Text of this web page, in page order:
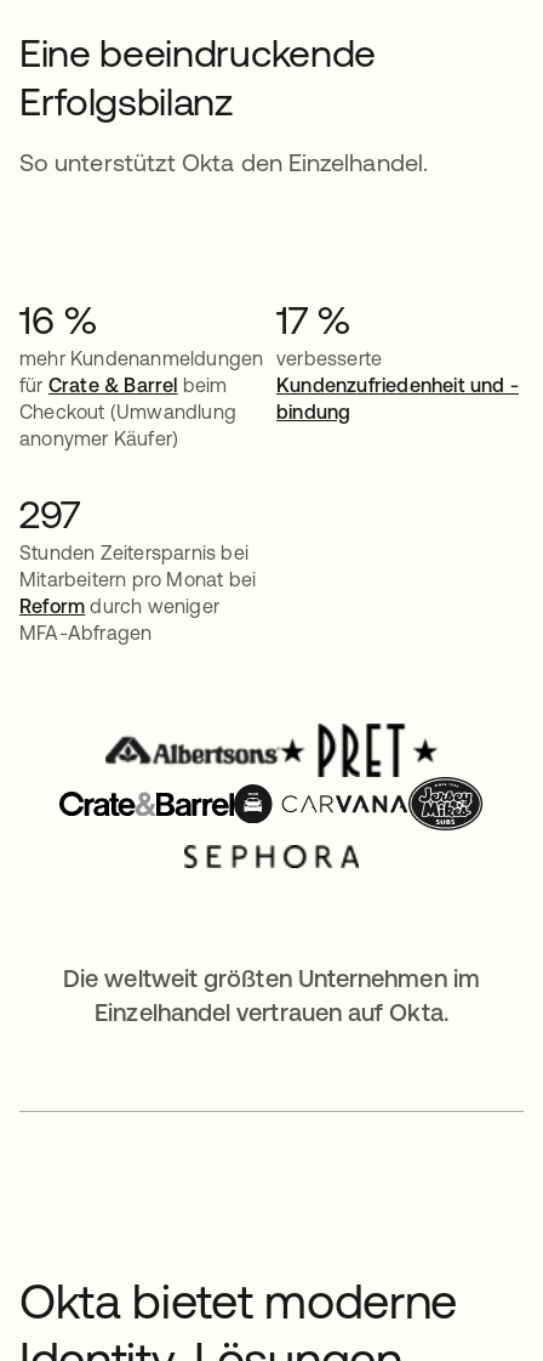
Eine beeindruckende
Erfolgsbilanz
So unterstützt Okta den Einzelhandel.
16 %
mehr Kundenanmeldungen
für Crate & Barrel beim
Checkout (Umwandlung
anonymer Käufer)
17 %
verbesserte
Kundenzufriedenheit und -
bindung
297
Stunden Zeitersparnis bei
Mitarbeitern pro Monat bei
Reform durch weniger
MFA-Abfragen
Die weltweit größten Unternehmen im
Einzelhandel vertrauen auf Okta.
Okta bietet moderne